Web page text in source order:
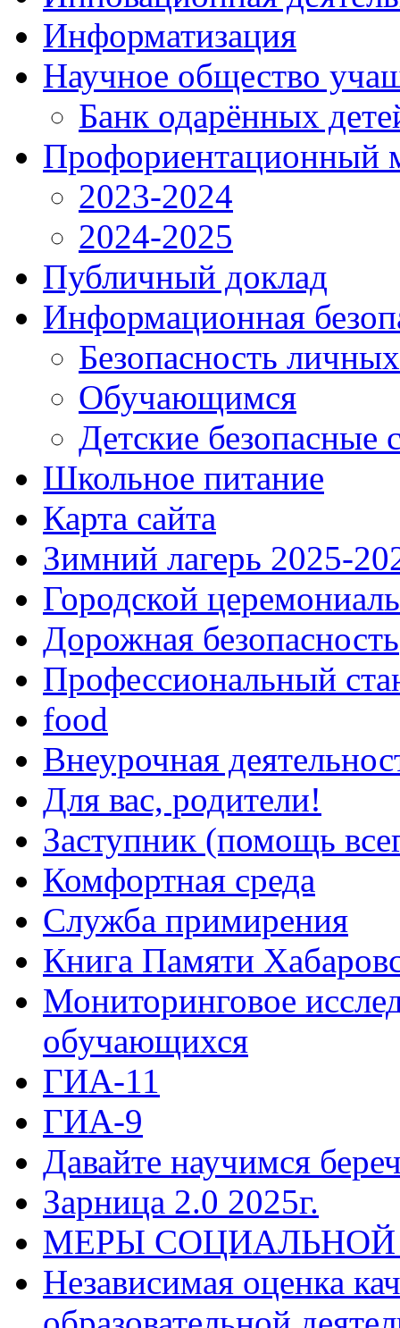
Информатизация
Научное общество
Банк одарённых
Профориентационный
2023-2024
2024-2025
Публичный доклад
Информационная
Безопасность
Обучающимся
Детские безопасные
Школьное питание
Карта сайта
Зимний лагерь 2025-
Городской
Дорожная безопасность
Профессиональный
food
Внеурочная
Для вас, родители!
Заступник (помощь
Комфортная среда
Служба примирения
Книга Памяти
Мониторинговое
обучающихся
ГИА-11
ГИА-9
Давайте научимся
Зарница 2.0 2025г.
МЕРЫ
Независимая оценка